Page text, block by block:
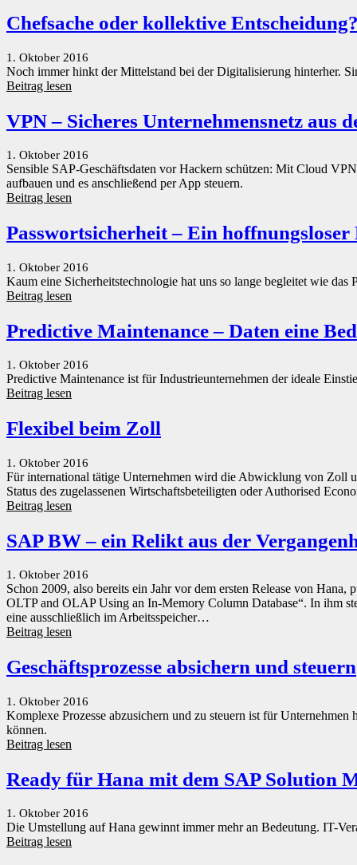
Chefsache oder kollektive
1. Oktober 2016
Noch immer hinkt der Mittelstand bei der Digitalisierung hinterher.
Beitrag lesen
VPN – Sicheres Unternehmensnetz aus
1. Oktober 2016
Sensible SAP-Geschäftsdaten vor Hackern schützen: Mit Cloud
aufbauen und es anschließend per App steuern.
Beitrag lesen
Passwortsicherheit – Ein hoffnungsloser
1. Oktober 2016
Kaum eine Sicherheitstechnologie hat uns so lange begleitet wie
Beitrag lesen
Predictive Maintenance – Daten eine
1. Oktober 2016
Predictive Maintenance ist für Industrieunternehmen der ideale
Beitrag lesen
Flexibel beim Zoll
1. Oktober 2016
Für international tätige Unternehmen wird die Abwicklung von Zoll
Status des zugelassenen Wirtschaftsbeteiligten oder Authorised
Beitrag lesen
SAP BW – ein Relikt aus der
1. Oktober 2016
Schon 2009, also bereits ein Jahr vor dem ersten Release von
OLTP and OLAP Using an In-Memory Column Database“. In ihm
eine ausschließlich im Arbeitsspeicher…
Beitrag lesen
Geschäftsprozesse absichern und steuern
1. Oktober 2016
Komplexe Prozesse abzusichern und zu steuern ist für
können.
Beitrag lesen
Ready für Hana mit dem SAP Solution
1. Oktober 2016
Die Umstellung auf Hana gewinnt immer mehr an Bedeutung. IT-
Beitrag lesen